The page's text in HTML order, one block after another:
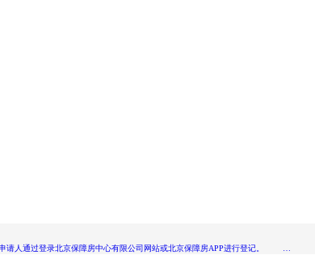
通过登录北京保障房中心有限公司网站或北京保障房APP进行登记。 …